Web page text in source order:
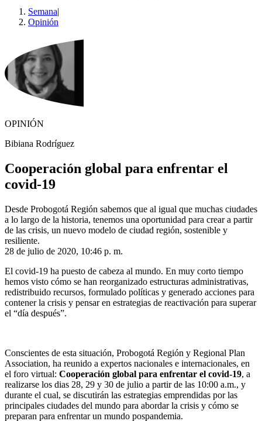
Semana|
Opinión
OPINIÓN
Bibiana Rodríguez
Cooperación global para enfrentar el
covid-19
Desde Probogotá Región sabemos que al igual que muchas ciudades
a lo largo de la historia, tenemos una oportunidad para crear a partir
de las crisis, un nuevo modelo de ciudad región, sostenible y
resiliente.
28 de julio de 2020, 10:46 p. m.
El covid-19 ha puesto de cabeza al mundo. En muy corto tiempo
hemos visto cómo se han reorganizado estructuras administrativas,
redistribuido recursos, formulado políticas y generado acciones para
contener la crisis y pensar en estrategias de reactivación para superar
el “día después”.
Conscientes de esta situación, Probogotá Región y Regional Plan
Association, ha reunido a expertos nacionales e internacionales, en
el foro virtual: Cooperación global para enfrentar el covid-19, a
realizarse los dias 28, 29 y 30 de julio a partir de las 10:00 a.m., y
durante el cual, se discutirán las estrategias emprendidas por las
principales ciudades del mundo para abordar la crisis y cómo se
preparan para enfrentar un mundo pospandemia.